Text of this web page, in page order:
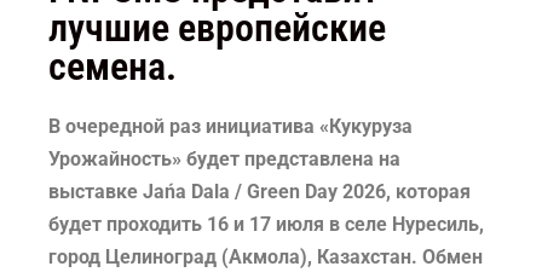
лучшие европейские
семена.
В очередной раз инициатива «Кукуруза
Урожайность» будет представлена на
выставке Jańa Dala / Green Day 2026, которая
будет проходить 16 и 17 июля в селе Нуресиль,
город Целиноград (Акмола), Казахстан. Обмен